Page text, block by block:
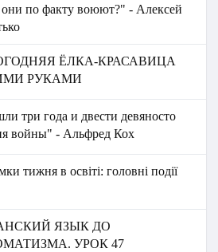
они по факту воюют?" - Алексей
ЁЛКА-КРАСАВИЦА
РУКАМИ
три года и двести девяносто
войны" - Альфред Кох
тижня в освіті: головні події
ЯЗЫК ДО
УРОК 47